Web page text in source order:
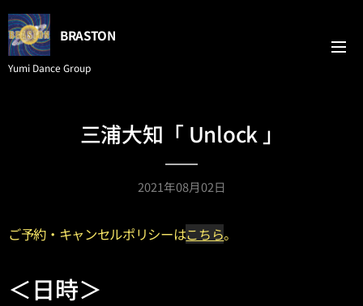
BRASTON
Yumi Dance Group
三浦大知「 Unlock 」
2021年08月02日
ご予約・キャンセルポリシーはこちら。
＜日時＞